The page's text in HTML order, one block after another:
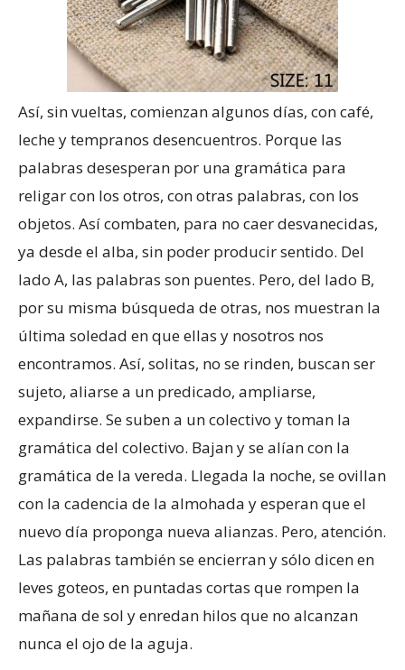
Así, sin vueltas, comienzan algunos días, con café,
leche y tempranos desencuentros. Porque las
palabras desesperan por una gramática para
religar con los otros, con otras palabras, con los
objetos. Así combaten, para no caer desvanecidas,
ya desde el alba, sin poder producir sentido. Del
lado A, las palabras son puentes. Pero, del lado B,
por su misma búsqueda de otras, nos muestran la
última soledad en que ellas y nosotros nos
encontramos. Así, solitas, no se rinden, buscan ser
sujeto, aliarse a un predicado, ampliarse,
expandirse. Se suben a un colectivo y toman la
gramática del colectivo. Bajan y se alían con la
gramática de la vereda. Llegada la noche, se ovillan
con la cadencia de la almohada y esperan que el
nuevo día proponga nueva alianzas. Pero, atención.
Las palabras también se encierran y sólo dicen en
leves goteos, en puntadas cortas que rompen la
mañana de sol y enredan hilos que no alcanzan
nunca el ojo de la aguja.